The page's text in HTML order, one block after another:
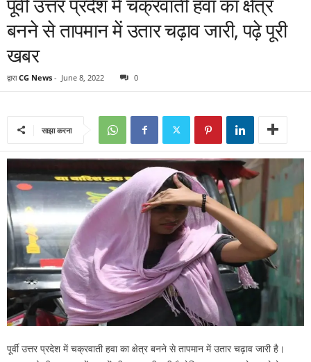
बनने से तापमान में उतार चढ़ाव जारी, पढ़े पूरी
खबर
द्वारा CG News - June 8, 2022 0
साझा करना
पूर्वी उत्तर प्रदेश में चक्रवाती हवा का क्षेत्र बनने से तापमान में उतार चढ़ाव जारी है।